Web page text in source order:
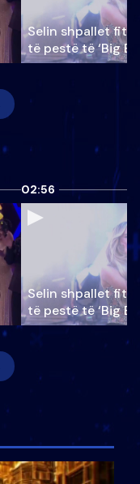
Selin shpallet
të pestë të ‘Big
02:56
Selin shpallet
të pestë të ‘Big